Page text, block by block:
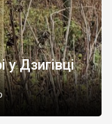
у Дзигівці